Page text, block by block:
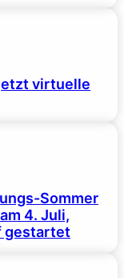
virtuelle
Sommer
4. Juli,
gestartet